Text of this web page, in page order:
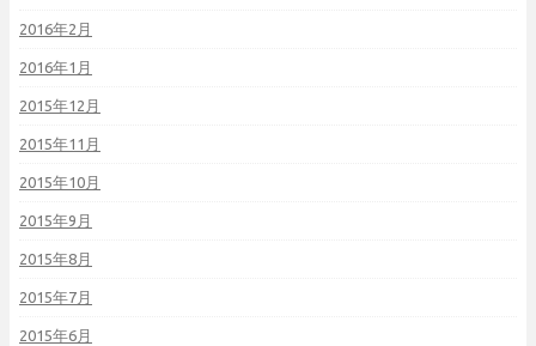
2016年2月
2016年1月
2015年12月
2015年11月
2015年10月
2015年9月
2015年8月
2015年7月
2015年6月